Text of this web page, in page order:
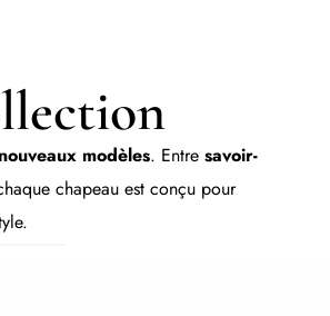
nouveaux modèles. Entre savoir-
chapeau est conçu pour